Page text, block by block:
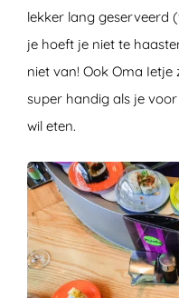
lekker lang geserveerd
je hoeft je niet te
niet van! Ook Oma Ietje
super handig als je
wil eten.